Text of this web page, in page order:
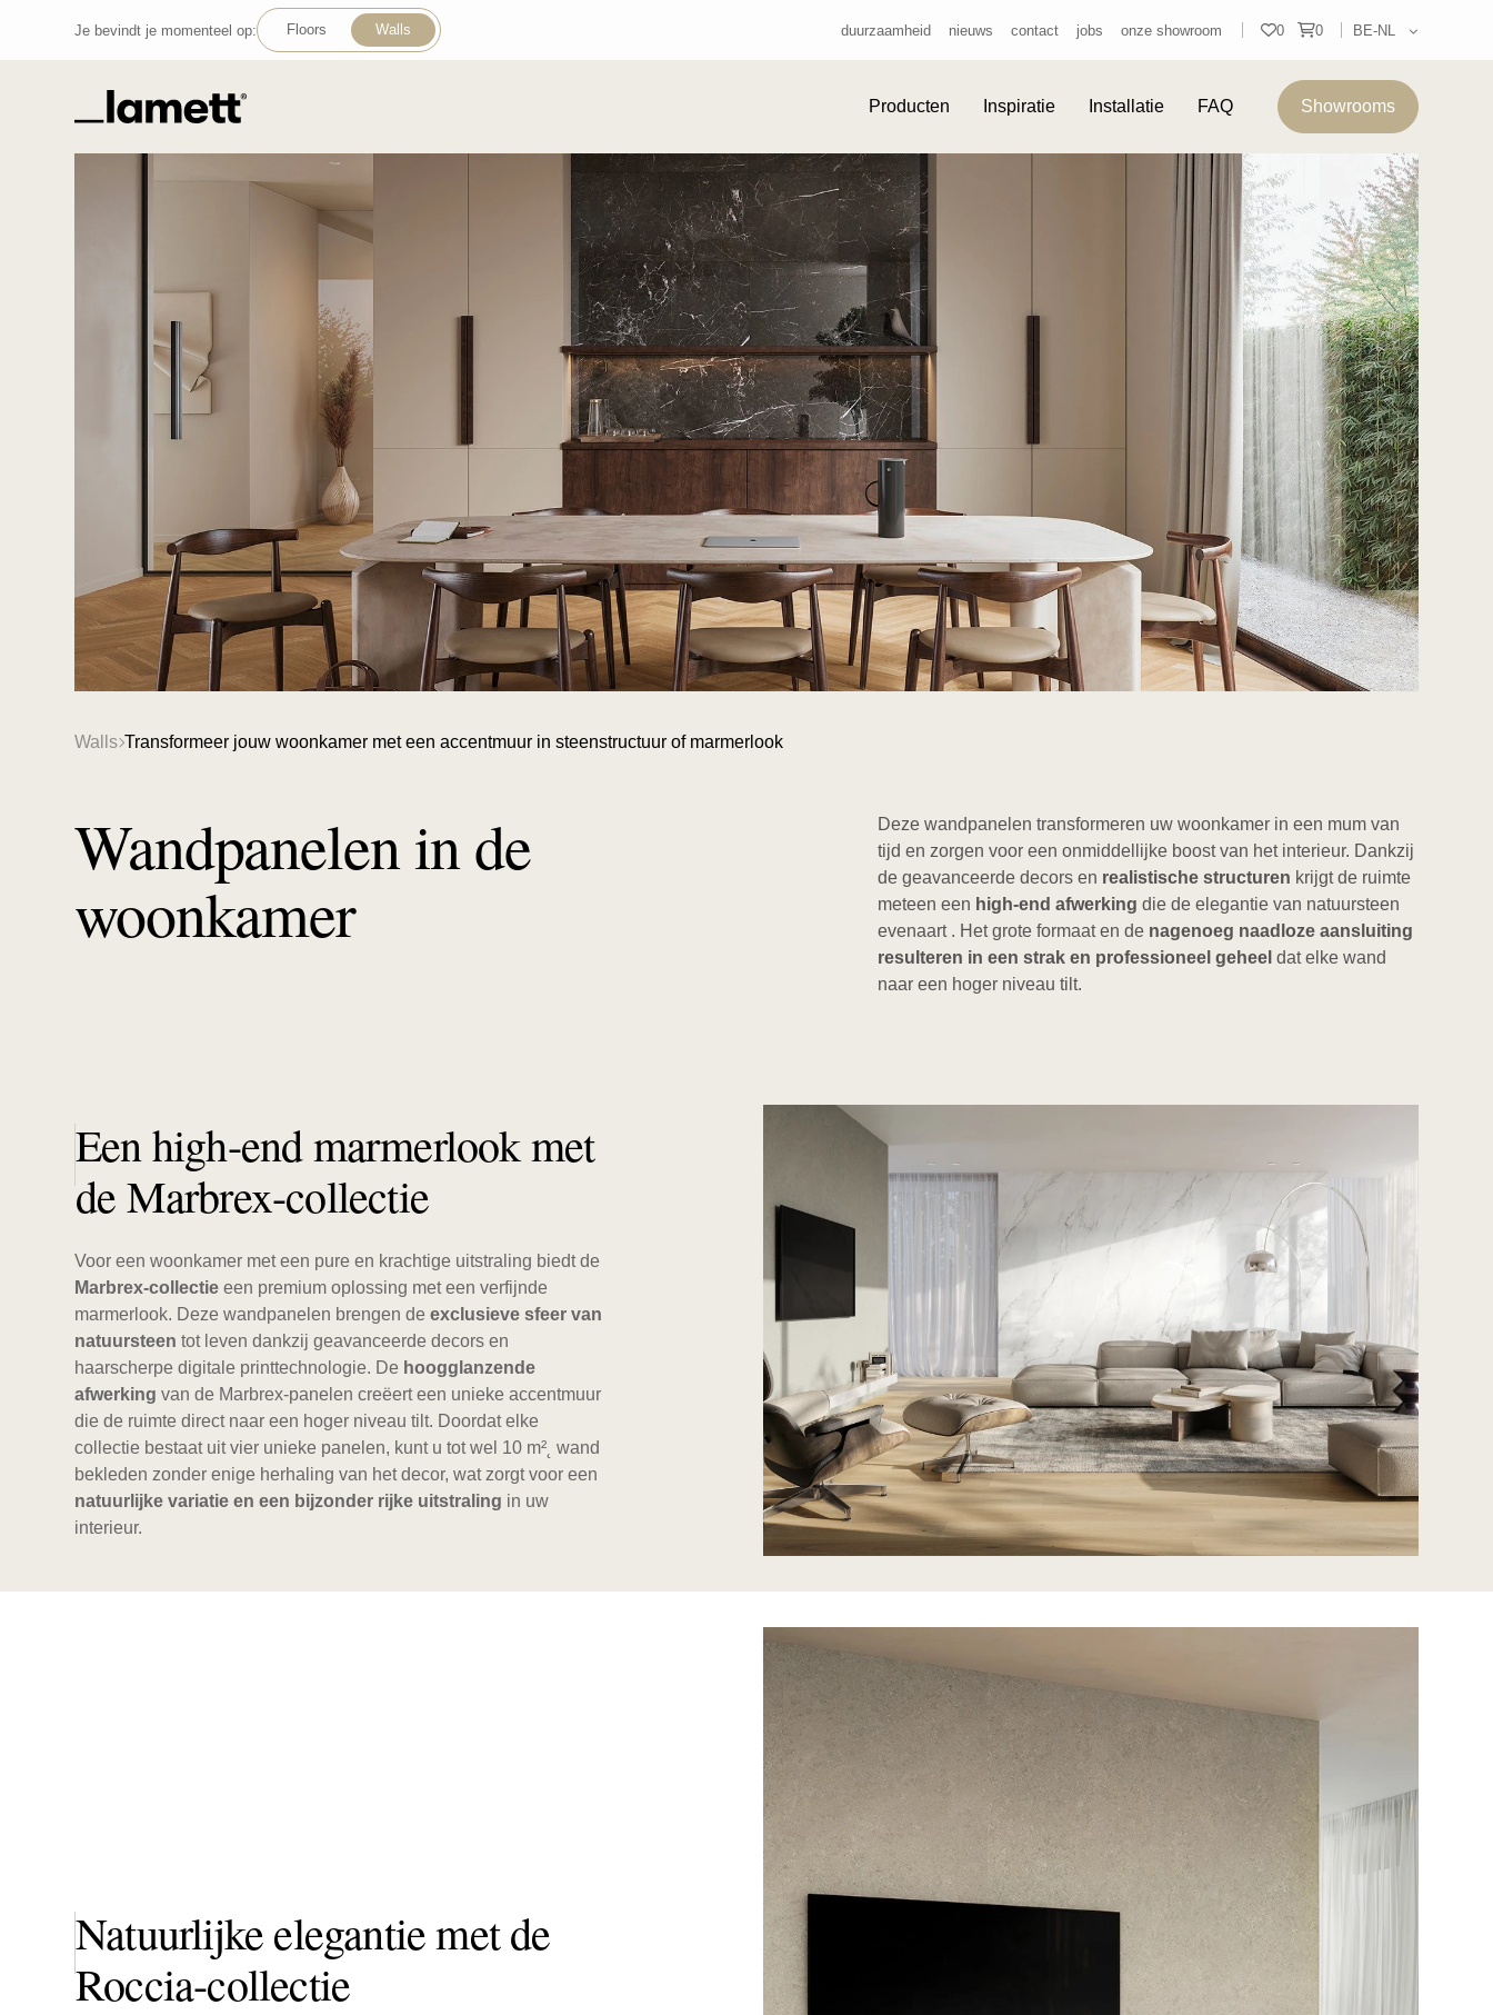
Je bevindt je momenteel op: Floors Walls duurzaamheid nieuws contact jobs onze showroom 0 0 BE‑NL
Terug naar home Producten Inspiratie Installatie FAQ Showrooms
Walls Transformeer jouw woonkamer met een accentmuur in steenstructuur of marmerlook
Wandpanelen in de
woonkamer
Deze wandpanelen transformeren uw woonkamer in een mum van
tijd en zorgen voor een onmiddellijke boost van het interieur. Dankzij
de geavanceerde decors en realistische structuren krijgt de ruimte
meteen een high-end afwerking die de elegantie van natuursteen
evenaart . Het grote formaat en de nagenoeg naadloze aansluiting
resulteren in een strak en professioneel geheel dat elke wand
naar een hoger niveau tilt.
Een high-end marmerlook met
de Marbrex-collectie
Voor een woonkamer met een pure en krachtige uitstraling biedt de
Marbrex-collectie een premium oplossing met een verfijnde
marmerlook. Deze wandpanelen brengen de exclusieve sfeer van
natuursteen tot leven dankzij geavanceerde decors en
haarscherpe digitale printtechnologie. De hoogglanzende
afwerking van de Marbrex-panelen creëert een unieke accentmuur
die de ruimte direct naar een hoger niveau tilt. Doordat elke
collectie bestaat uit vier unieke panelen, kunt u tot wel 10 m²˛ wand
bekleden zonder enige herhaling van het decor, wat zorgt voor een
natuurlijke variatie en een bijzonder rijke uitstraling in uw
interieur.
Natuurlijke elegantie met de
Roccia-collectie